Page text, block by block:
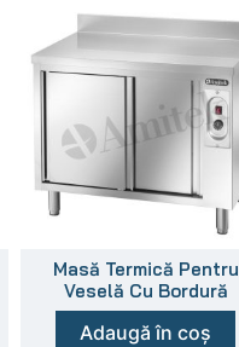
Masă Termică Pentru
Veselă Cu Bordură
Adaugă în coș